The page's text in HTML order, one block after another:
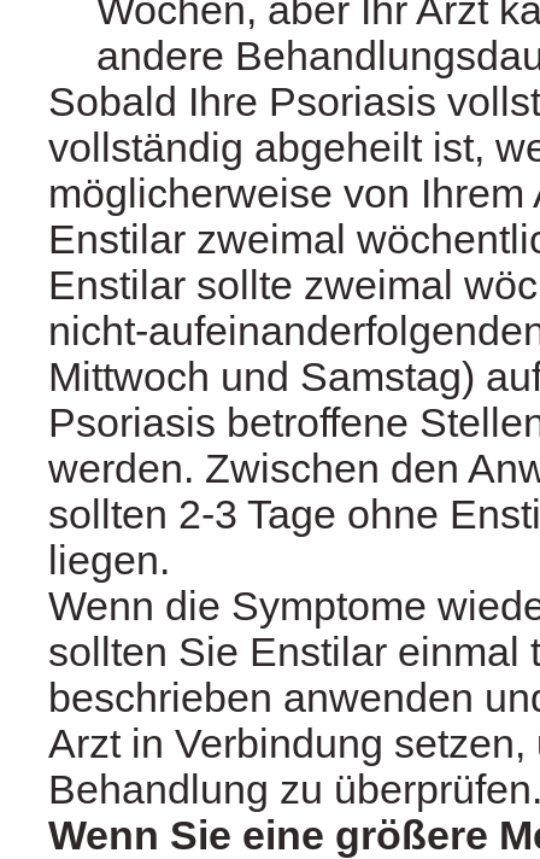
andere
Sobald Ihre Psoriasis
vollständig abgeheilt ist,
möglicherweise von Ihrem
Enstilar zweimal
Enstilar sollte zweimal
nicht-
Mittwoch und Samstag)
Psoriasis betroffene
werden. Zwischen den
sollten 2-3 Tage ohne
liegen.
Wenn die Symptome
sollten Sie Enstilar einmal
beschrieben anwenden
Arzt in Verbindung setzen,
Behandlung zu
Wenn Sie eine größere